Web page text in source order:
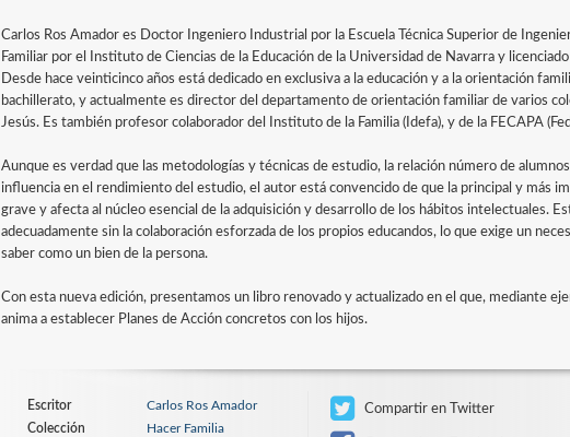
Carlos Ros Amador es Doctor Ingeniero Industrial por la Escuela Técnica Superior de
Familiar por el Instituto de Ciencias de la Educación de la Universidad de Navarra y
Desde hace veinticinco años está dedicado en exclusiva a la educación y a la orientación
bachillerato, y actualmente es director del departamento de orientación familiar de varios
Jesús. Es también profesor colaborador del Instituto de la Familia (Idefa), y de la FECAPA
Aunque es verdad que las metodologías y técnicas de estudio, la relación número de
influencia en el rendimiento del estudio, el autor está convencido de que la principal y más
grave y afecta al núcleo esencial de la adquisición y desarrollo de los hábitos intelectuales.
adecuadamente sin la colaboración esforzada de los propios educandos, lo que exige un
saber como un bien de la persona.
Con esta nueva edición, presentamos un libro renovado y actualizado en el que, mediante
anima a establecer Planes de Acción concretos con los hijos.
Escritor
Carlos Ros Amador
Colección
Hacer Familia
Compartir en Twitter